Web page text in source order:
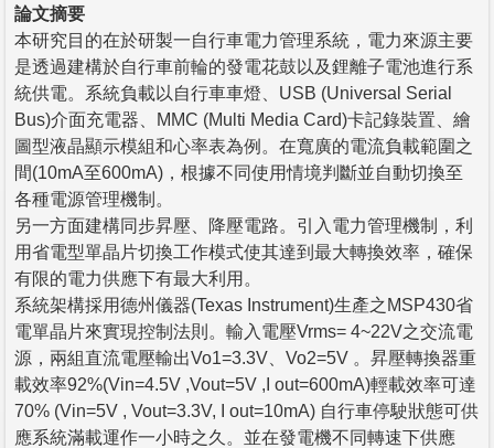
論文摘要
本研究目的在於研製一自行車電力管理系統，電力來源主要
是透過建構於自行車前輪的發電花鼓以及鋰離子電池進行系
統供電。系統負載以自行車車燈、USB (Universal Serial
Bus)介面充電器、MMC (Multi Media Card)卡記錄裝置、繪
圖型液晶顯示模組和心率表為例。在寬廣的電流負載範圍之
間(10mA至600mA)，根據不同使用情境判斷並自動切換至
各種電源管理機制。
另一方面建構同步昇壓、降壓電路。引入電力管理機制，利
用省電型單晶片切換工作模式使其達到最大轉換效率，確保
有限的電力供應下有最大利用。
系統架構採用德州儀器(Texas Instrument)生產之MSP430省
電單晶片來實現控制法則。輸入電壓Vrms= 4~22V之交流電
源，兩組直流電壓輸出Vo1=3.3V、Vo2=5V 。昇壓轉換器重
載效率92%(Vin=4.5V ,Vout=5V ,I out=600mA)輕載效率可達
70% (Vin=5V , Vout=3.3V, I out=10mA) 自行車停駛狀態可供
應系統滿載運作一小時之久。並在發電機不同轉速下供應